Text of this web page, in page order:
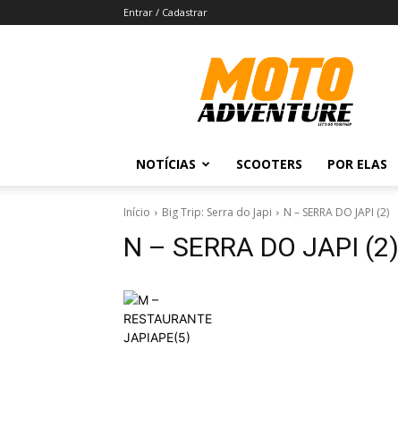
Entrar / Cadastrar
Revista
Moto
Adventure
NOTÍCIAS SCOOTERS POR ELAS
Início Big Trip: Serra do Japi N – SERRA DO JAPI (2)
N – SERRA DO JAPI (2)